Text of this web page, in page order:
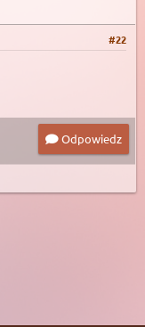
#22
Odpowiedz